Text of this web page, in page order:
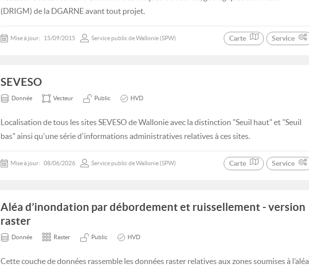
(DRIGM) de la DGARNE avant tout projet.
Mise à jour: 15/09/2015 Service public de Wallonie (SPW) Carte Service
SEVESO
Donnée Vecteur Public HVD
Localisation de tous les sites SEVESO de Wallonie avec la distinction "Seuil haut" et "Seuil
bas" ainsi qu'une série d'informations administratives relatives à ces sites.
Mise à jour: 08/06/2026 Service public de Wallonie (SPW) Carte Service
Aléa d’inondation par débordement et ruissellement - version
raster
Donnée Raster Public HVD
Cette couche de données rassemble les données raster relatives aux zones soumises à l’aléa